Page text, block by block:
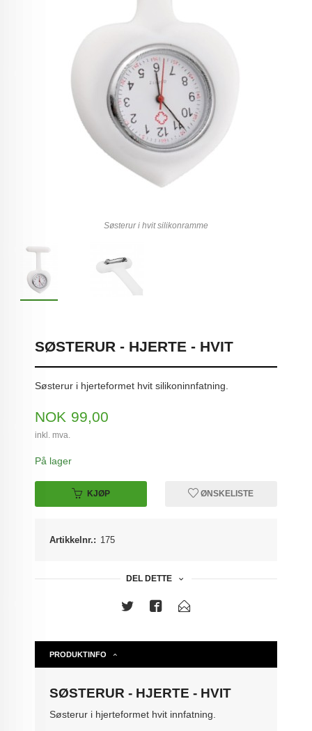
Søsterur i hvit silikonramme
SØSTERUR - HJERTE - HVIT
Søsterur i hjerteformet hvit silikoninnfatning.
Pris
NOK 99,00
inkl. mva.
På lager
KJØP ØNSKELISTE
Artikkelnr.: 175
DEL DETTE
PRODUKTINFO
SØSTERUR - HJERTE - HVIT
Søsterur i hjerteformet hvit innfatning.